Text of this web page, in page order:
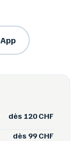
dès 120 CHF
dès 99 CHF